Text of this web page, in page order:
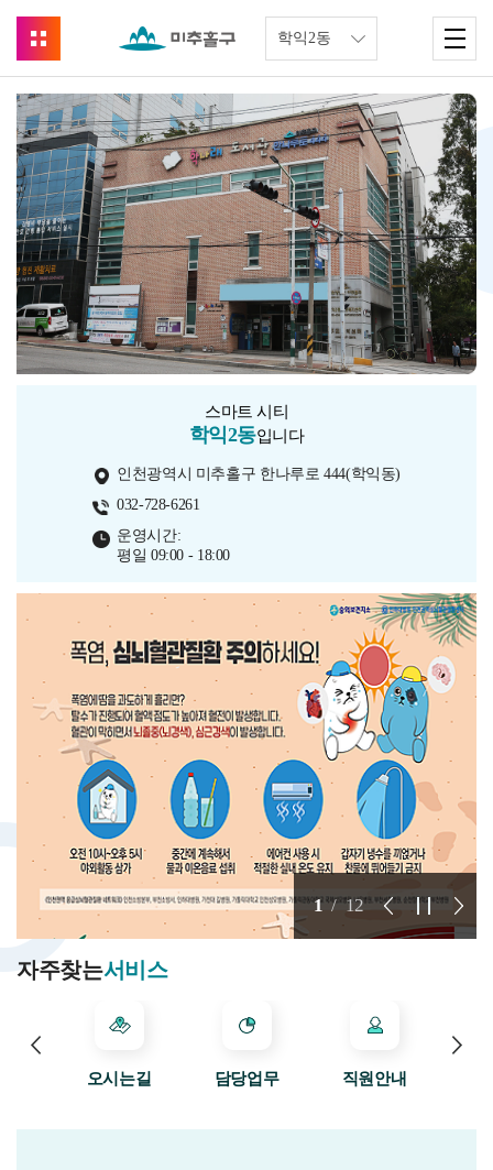
스마트 시티
학익2동입니다
인천광역시 미추홀구 한나루로 444(학익동)
032-728-6261
운영시간:
평일 09:00 - 18:00
1 / 12
자주찾는서비스
오시는길 담당업무 직원안내